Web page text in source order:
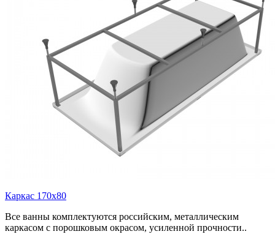
Каркас 170х80
Все ванны комплектуются российским, металлическим
каркасом с порошковым окрасом, усиленной прочности..